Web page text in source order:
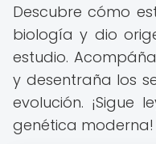
Descubre cómo
biología y dio
estudio.
y desentraña los
evolución. ¡Sigue
genética moderna!